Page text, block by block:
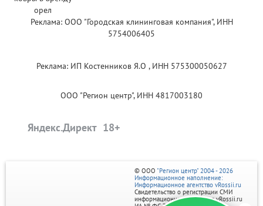
Реклама: ООО "Городская клининговая компания", ИНН
5754006405
Реклама: ИП Костенников Я.О , ИНН 575300050627
ООО "Регион центр", ИНН 4817003180
Яндекс.Директ
© ООО "Регион центр" 2004 - 2026
Информационное наполнение:
Информационное агентство vRossii.ru
Свидетельство о регистрации СМИ
информационного агентства vRossii.ru